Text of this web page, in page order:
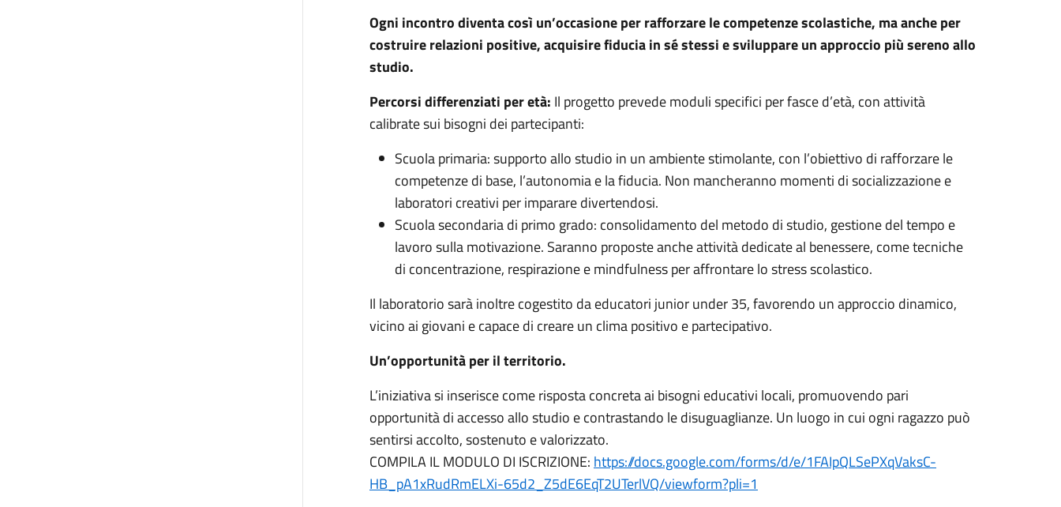
Ogni incontro diventa così un’occasione per rafforzare le competenze scolastiche, ma anche per
costruire relazioni positive, acquisire fiducia in sé stessi e sviluppare un approccio più sereno allo
studio.
Percorsi differenziati per età: Il progetto prevede moduli specifici per fasce d’età, con attività
calibrate sui bisogni dei partecipanti:
Scuola primaria: supporto allo studio in un ambiente stimolante, con l’obiettivo di rafforzare le
competenze di base, l’autonomia e la fiducia. Non mancheranno momenti di socializzazione e
laboratori creativi per imparare divertendosi.
Scuola secondaria di primo grado: consolidamento del metodo di studio, gestione del tempo e
lavoro sulla motivazione. Saranno proposte anche attività dedicate al benessere, come tecniche
di concentrazione, respirazione e mindfulness per affrontare lo stress scolastico.
Il laboratorio sarà inoltre cogestito da educatori junior under 35, favorendo un approccio dinamico,
vicino ai giovani e capace di creare un clima positivo e partecipativo.
Un’opportunità per il territorio.
L’iniziativa si inserisce come risposta concreta ai bisogni educativi locali, promuovendo pari
opportunità di accesso allo studio e contrastando le disuguaglianze. Un luogo in cui ogni ragazzo può
sentirsi accolto, sostenuto e valorizzato.
COMPILA IL MODULO DI ISCRIZIONE: https://docs.google.com/forms/d/e/1FAIpQLSePXqVaksC-
HB_pA1xRudRmELXi-65d2_Z5dE6EqT2UTerlVQ/viewform?pli=1